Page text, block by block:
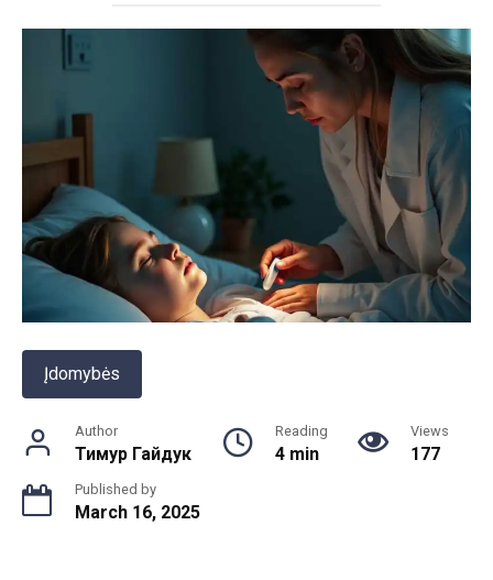
Įdomybės
Author
Тимур Гайдук
Reading
4 min
Views
177
Published by
March 16, 2025